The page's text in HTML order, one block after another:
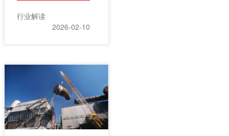
的重要工具。面对市场
上种类繁多的软件产
品，如何选择一款真正
业亟待解决的问题。本
文基于行业实践和软件
功能特点，围绕业务场
景匹配这一核心，为企
业提供选型指南，助力
项目管理的数字化升
级。
行业解读
2026-02-10